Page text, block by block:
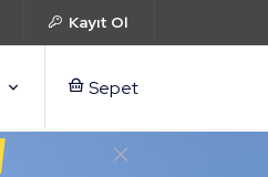
Kayıt Ol
Sepet